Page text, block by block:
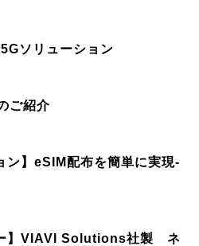
ソリューション
ご紹介
ン】eSIM配布を簡単に実現-
ー】VIAVI Solutions社製 ネ